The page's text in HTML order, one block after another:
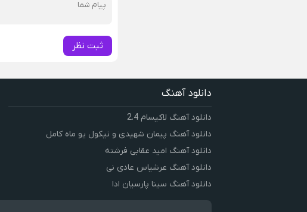
ثبت نظر
دانلود آهنگ
دانلود آهنگ لاکیسام 2.4
دانلود آهنگ پیمان شهیدی و نیکول یو ماه کامل
دانلود آهنگ امید عقابی فرشته
دانلود آهنگ عرشیاس عادی نی
دانلود آهنگ سینا پارسیان ادا